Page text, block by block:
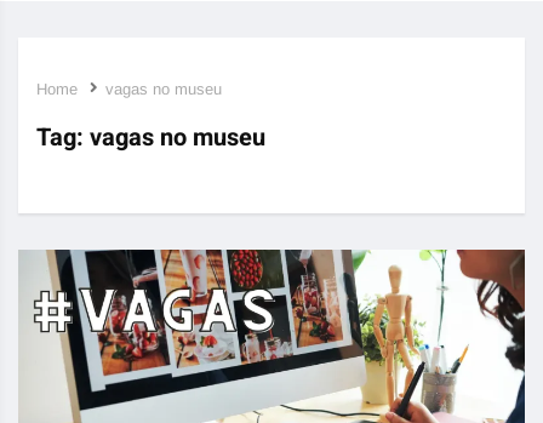
Home vagas no museu
Tag: vagas no museu